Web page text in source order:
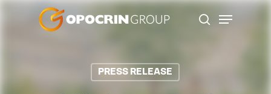
search
Menu
PRESS RELEASE